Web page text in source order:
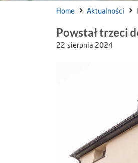
Home Aktualności
Powstał trzeci
22 sierpnia 2024